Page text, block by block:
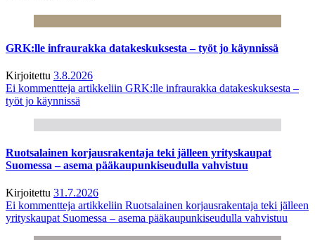
GRK:lle infraurakka datakeskuksesta – työt jo käynnissä
Kirjoitettu 3.8.2026
Ei kommentteja artikkeliin GRK:lle infraurakka datakeskuksesta –
työt jo käynnissä
Ruotsalainen korjausrakentaja teki jälleen yrityskaupat
Suomessa – asema pääkaupunkiseudulla vahvistuu
Kirjoitettu 31.7.2026
Ei kommentteja artikkeliin Ruotsalainen korjausrakentaja teki jälleen
yrityskaupat Suomessa – asema pääkaupunkiseudulla vahvistuu